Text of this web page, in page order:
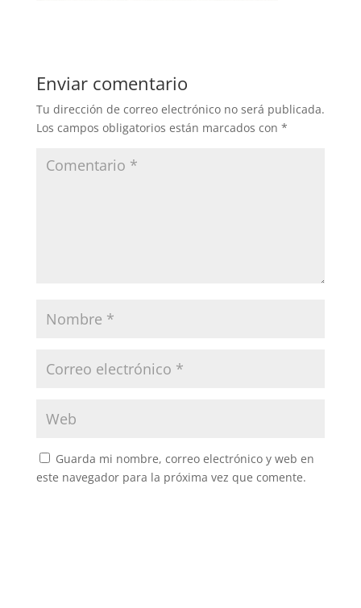
Enviar comentario
Tu dirección de correo electrónico no será publicada.
Los campos obligatorios están marcados con *
Guarda mi nombre, correo electrónico y web en
este navegador para la próxima vez que comente.